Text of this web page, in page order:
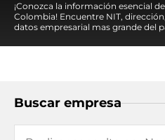
¡Conozca la información esencial
Colombia! Encuentre NIT,
datos empresarial mas grande del
Buscar empresa